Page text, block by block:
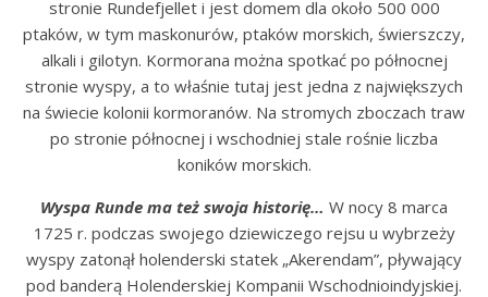
stronie Rundefjellet i jest domem dla około 500 000
ptaków, w tym maskonurów, ptaków morskich, świerszczy,
alkali i gilotyn. Kormorana można spotkać po północnej
stronie wyspy, a to właśnie tutaj jest jedna z największych
na świecie kolonii kormoranów. Na stromych zboczach traw
po stronie północnej i wschodniej stale rośnie liczba
koników morskich.
Wyspa Runde ma też swoja historię… W nocy 8 marca
1725 r. podczas swojego dziewiczego rejsu u wybrzeży
wyspy zatonął holenderski statek „Akerendam”, pływający
pod banderą Holenderskiej Kompanii Wschodnioindyjskiej.